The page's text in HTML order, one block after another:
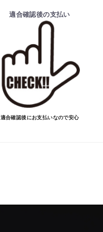
カートへ進む
適合確認後の支払い
適合確認後にお支払いなので安心